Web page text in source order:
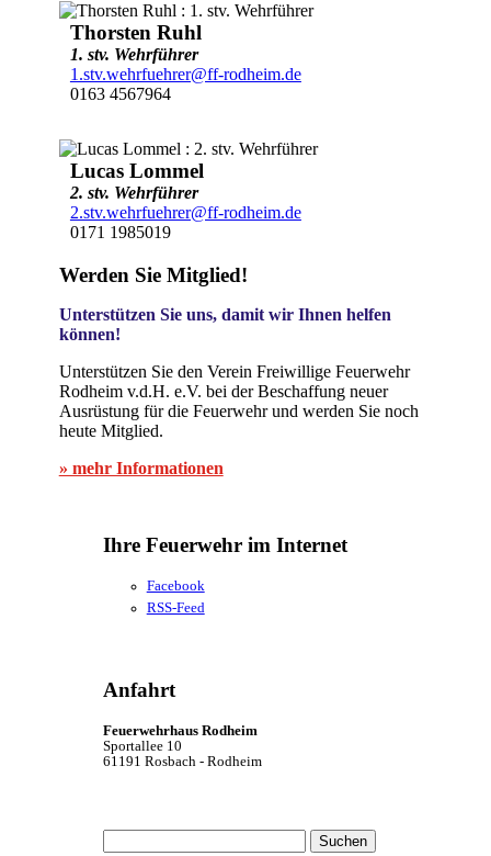
Thorsten Ruhl
1. stv. Wehrführer
1.stv.wehrfuehrer@ff-rodheim.de
0163 4567964
Lucas Lommel
2. stv. Wehrführer
2.stv.wehrfuehrer@ff-rodheim.de
0171 1985019
Werden Sie Mitglied!
Unterstützen Sie uns, damit wir Ihnen helfen
können!
Unterstützen Sie den Verein Freiwillige Feuerwehr
Rodheim v.d.H. e.V. bei der Beschaffung neuer
Ausrüstung für die Feuerwehr und werden Sie noch
heute Mitglied.
» mehr Informationen
Ihre Feuerwehr im Internet
Facebook
RSS-Feed
Anfahrt
Feuerwehrhaus Rodheim
Sportallee 10
61191 Rosbach - Rodheim